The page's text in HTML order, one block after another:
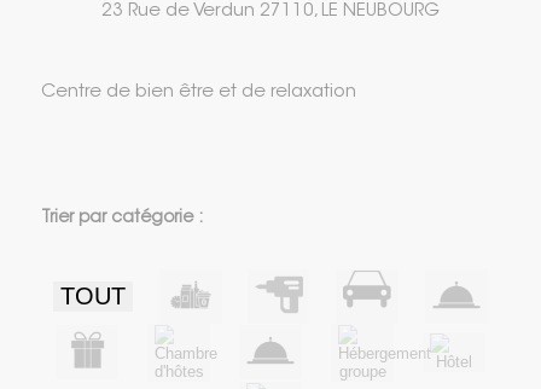
23 Rue de Verdun 27110, LE NEUBOURG
Centre de bien être et de relaxation
Trier par catégorie :
TOUT